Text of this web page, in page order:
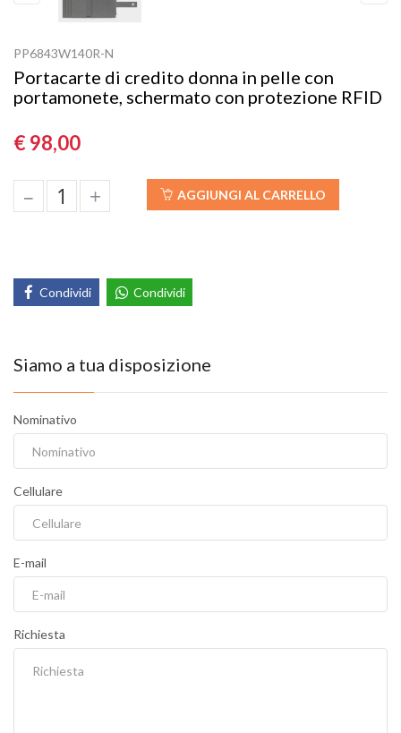
PP6843W140R-N
Portacarte di credito donna in pelle con
portamonete, schermato con protezione RFID
€ 98,00
– + AGGIUNGI AL CARRELLO
Condividi Condividi
Siamo a tua disposizione
Nominativo
Cellulare
E-mail
Richiesta